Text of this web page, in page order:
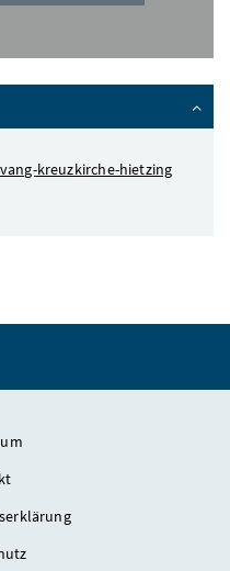
kreuzkirche-hietzing